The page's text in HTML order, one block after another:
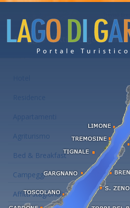
Alloggi e affitti al Lago di Garda
Appartamenti
Agriturismo
Bed & Breakfast
Campeggi
Affitti stagionali